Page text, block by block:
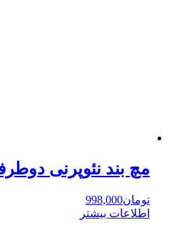
مچ بند نئوپرنی
تومان998,000
اطلاعات بیشتر